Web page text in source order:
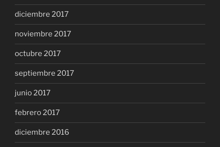
diciembre 2017
noviembre 2017
octubre 2017
septiembre 2017
junio 2017
febrero 2017
diciembre 2016